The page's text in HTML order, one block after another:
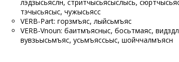
лэдзысьяслӧн, стрӧитчысьясыслысь,
тэчысьясыс, чужысьясӧс
VERB-Part: горзӧмъяс, лыйсьӧмъяс
VERB-Vnoun: баитӧмъяснысӧ, босьтӧмаяс,
вувзьысьӧмъяс, усьӧмъяссьыс, шойччалӧмъясӧн